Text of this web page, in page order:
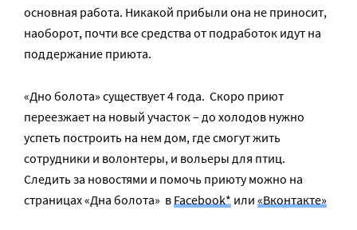
основная работа. Никакой прибыли она не приносит,
наоборот, почти все средства от подработок идут на
поддержание приюта.
«Дно болота» существует 4 года. Скоро приют
переезжает на новый участок – до холодов нужно
успеть построить на нем дом, где смогут жить
сотрудники и волонтеры, и вольеры для птиц.
Следить за новостями и помочь приюту можно на
страницах «Дна болота» в Facebook* или «Вконтакте»